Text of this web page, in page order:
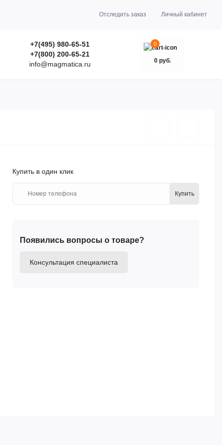
Отследить заказ Личный кабинет
+7(495) 980-65-51
+7(800) 200-65-21
info@magmatica.ru
0
0 руб.
Купить в один клик
Купить
Появились вопросы о товаре?
Консультация специалиста